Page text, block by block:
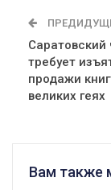
Саратовский
требует
продажи
великих геях
Вам также